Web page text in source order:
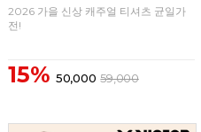
2026 가을 신상 캐주얼 티셔츠 균일가
전!
15% 50,000 59,000